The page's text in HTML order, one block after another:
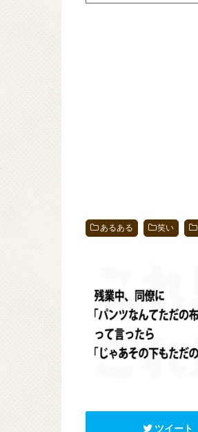
あるある 笑い
ツイート